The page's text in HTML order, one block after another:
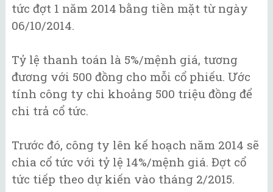
tức đợt 1 năm 2014 bằng tiền mặt từ ngày
06/10/2014.
Tỷ lệ thanh toán là 5%/mệnh giá, tương
đương với 500 đồng cho mỗi cổ phiếu. Ước
tính công ty chi khoảng 500 triệu đồng để
chi trả cổ tức.
Trước đó, công ty lên kế hoạch năm 2014 sẽ
chia cổ tức với tỷ lệ 14%/mệnh giá. Đợt cổ
tức tiếp theo dự kiến vào tháng 2/2015.